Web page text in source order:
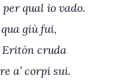
qual io vado.
giù fui,
Eritón cruda
a’ corpi sui.